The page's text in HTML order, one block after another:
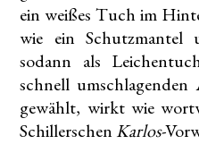
ein weißes Tuch im
wie ein Schutzmantel
sodann als
schnell
gewählt, wirkt wie
Schillerschen Karlos-